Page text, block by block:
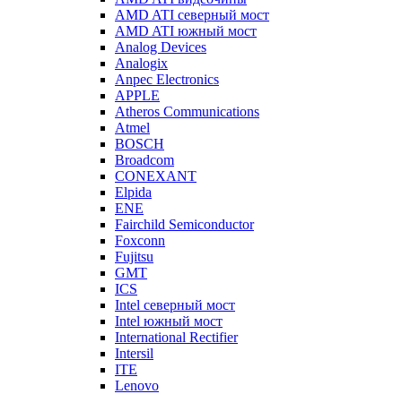
AMD ATI северный мост
AMD ATI южный мост
Analog Devices
Analogix
Anpec Electronics
APPLE
Atheros Communications
Atmel
BOSCH
Broadcom
CONEXANT
Elpida
ENE
Fairchild Semiconductor
Foxconn
Fujitsu
GMT
ICS
Intel северный мост
Intel южный мост
International Rectifier
Intersil
ITE
Lenovo